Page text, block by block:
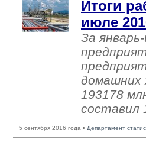
Итоги
июле
За
домашних
193178
составил
5 сентября 2016 года • Департамент